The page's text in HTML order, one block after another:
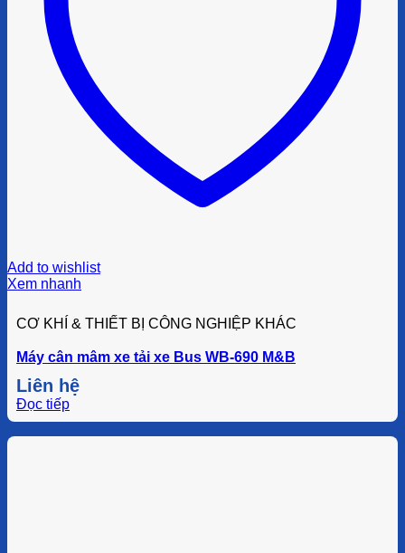
Add to wishlist
Xem nhanh
CƠ KHÍ & THIẾT BỊ CÔNG NGHIỆP KHÁC
Máy cân mâm xe tải xe Bus WB-690 M&B
Liên hệ
Đọc tiếp